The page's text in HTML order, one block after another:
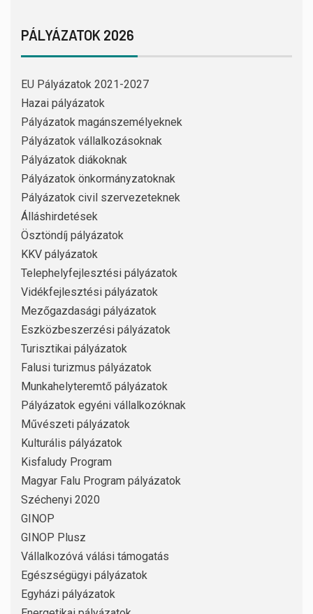
PÁLYÁZATOK 2026
EU Pályázatok 2021-2027
Hazai pályázatok
Pályázatok magánszemélyeknek
Pályázatok vállalkozásoknak
Pályázatok diákoknak
Pályázatok önkormányzatoknak
Pályázatok civil szervezeteknek
Álláshirdetések
Ösztöndíj pályázatok
KKV pályázatok
Telephelyfejlesztési pályázatok
Vidékfejlesztési pályázatok
Mezőgazdasági pályázatok
Eszközbeszerzési pályázatok
Turisztikai pályázatok
Falusi turizmus pályázatok
Munkahelyteremtő pályázatok
Pályázatok egyéni vállalkozóknak
Művészeti pályázatok
Kulturális pályázatok
Kisfaludy Program
Magyar Falu Program pályázatok
Széchenyi 2020
GINOP
GINOP Plusz
Vállalkozóvá válási támogatás
Egészségügyi pályázatok
Egyházi pályázatok